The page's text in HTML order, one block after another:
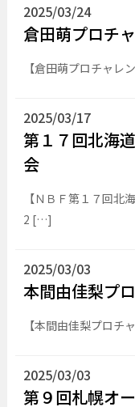
2025/03/24
倉田萌プロチ
【倉田萌プロチャ
2025/03/17
第１７回北海
会
【ＮＢＦ第１７回北
2 […]
2025/03/03
本間由佳梨プ
【本間由佳梨プロ
2025/03/03
第９回札幌オ